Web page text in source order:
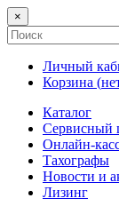
×
Личный
Корзина (
Каталог
Сервисный
Онлайн-
Тахографы
Новости и
Лизинг